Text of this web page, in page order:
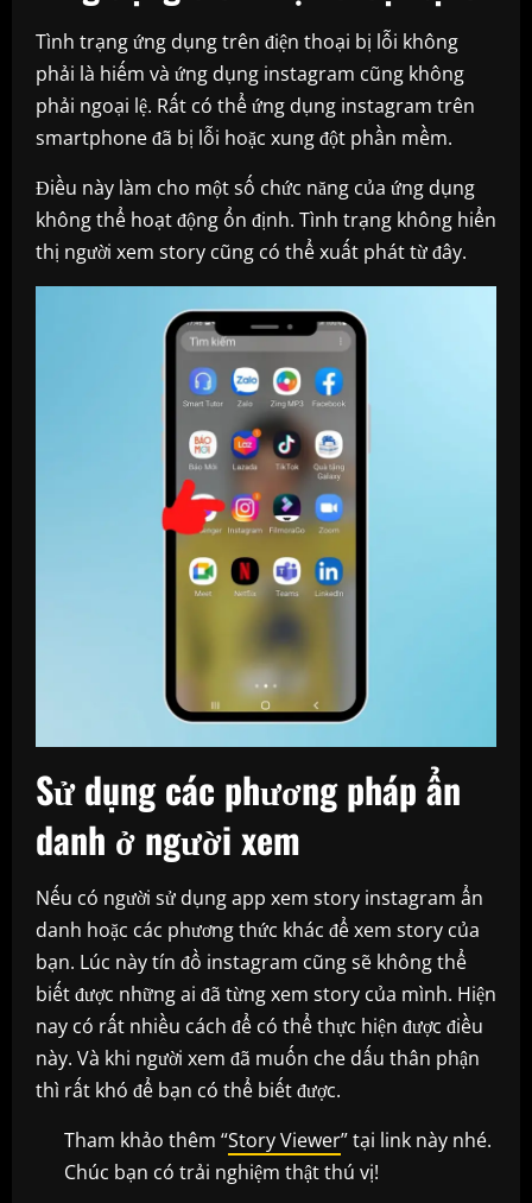
Tình trạng ứng dụng trên điện thoại bị lỗi không
phải là hiếm và ứng dụng instagram cũng không
phải ngoại lệ. Rất có thể ứng dụng instagram trên
smartphone đã bị lỗi hoặc xung đột phần mềm.
Điều này làm cho một số chức năng của ứng dụng
không thể hoạt động ổn định. Tình trạng không hiển
thị người xem story cũng có thể xuất phát từ đây.
Sử dụng các phương pháp ẩn
danh ở người xem
Nếu có người sử dụng app xem story instagram ẩn
danh hoặc các phương thức khác để xem story của
bạn. Lúc này tín đồ instagram cũng sẽ không thể
biết được những ai đã từng xem story của mình. Hiện
nay có rất nhiều cách để có thể thực hiện được điều
này. Và khi người xem đã muốn che dấu thân phận
thì rất khó để bạn có thể biết được.
Tham khảo thêm “Story Viewer” tại link này nhé.
Chúc bạn có trải nghiệm thật thú vị!